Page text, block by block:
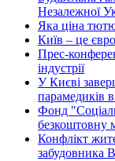
Незалежної
Яка ціна
Київ – це
Прес-
індустрії
У Києві
парамедиків
Фонд
безкоштовну
Конфлікт
забудовника